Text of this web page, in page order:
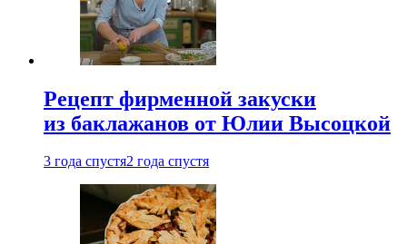
Рецепт фирменной закуски
из баклажанов от Юлии Высоцкой
3 года спустя2 года спустя